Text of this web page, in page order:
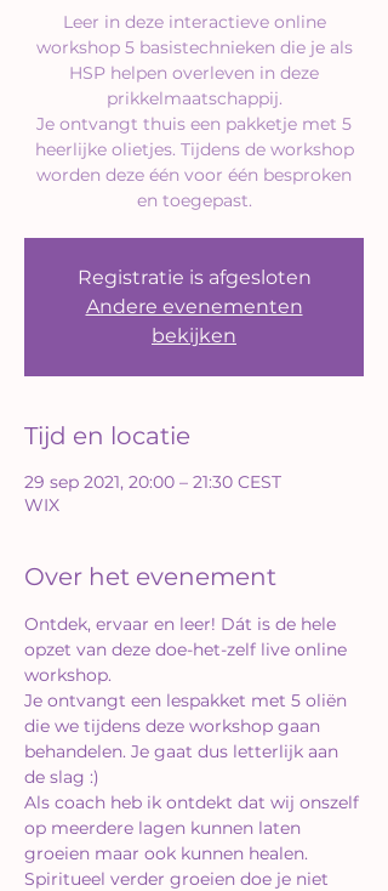
Leer in deze interactieve online
workshop 5 basistechnieken die je als
HSP helpen overleven in deze
prikkelmaatschappij.
Je ontvangt thuis een pakketje met 5
heerlijke olietjes. Tijdens de workshop
worden deze één voor één besproken
en toegepast.
Registratie is afgesloten
Andere evenementen
bekijken
Tijd en locatie
29 sep 2021, 20:00 – 21:30 CEST
WIX
Over het evenement
Ontdek, ervaar en leer! Dát is de hele
opzet van deze doe-het-zelf live online
workshop.
Je ontvangt een lespakket met 5 oliën
die we tijdens deze workshop gaan
behandelen. Je gaat dus letterlijk aan
de slag :)
Als coach heb ik ontdekt dat wij onszelf
op meerdere lagen kunnen laten
groeien maar ook kunnen healen.
Spiritueel verder groeien doe je niet